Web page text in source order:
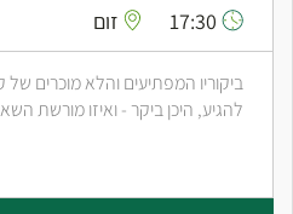
זום
ביקוריו המפתיעים והלא מוכרים
להגיע, היכן ביקר - ואיזו מורשת